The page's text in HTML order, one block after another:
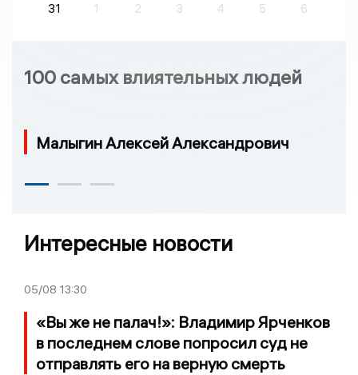
31
1 2 3 4 5 6
100 самых влиятельных людей
Малыгин Алексей Александрович
Интересные новости
05/08 13:30
«Вы же не палач!»: Владимир Ярченков
в последнем слове попросил суд не
отправлять его на верную смерть